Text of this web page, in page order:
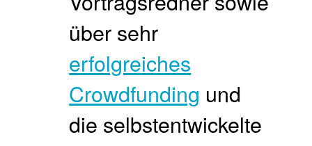
über sehr
erfolgreiches
Crowdfunding und
die selbstentwickelte